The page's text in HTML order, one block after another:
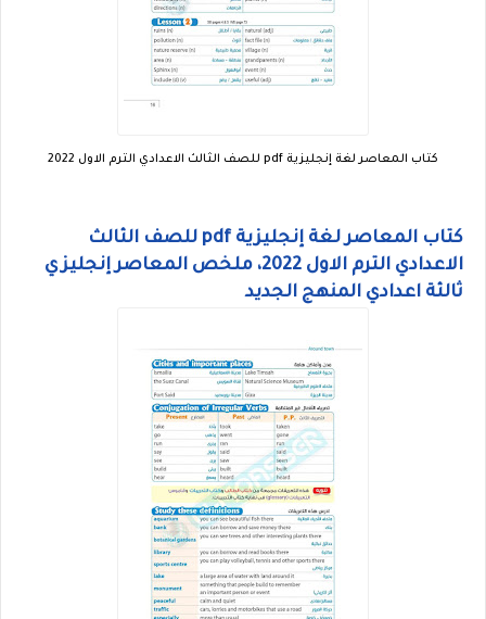
كتاب المعاصر لغة إنجليزية pdf للصف الثالث الاعدادي الترم الاول 2022
كتاب المعاصر لغة إنجليزية pdf للصف الثالث
الاعدادي الترم الاول 2022، ملخص المعاصر إنجليزي
ثالثة اعدادي المنهج الجديد